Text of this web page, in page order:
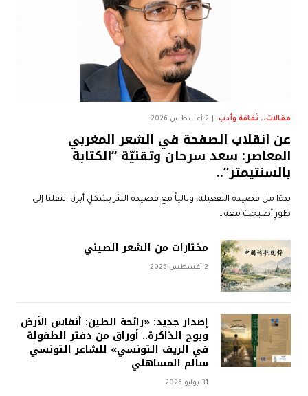
مقالات.. ثقافة وأدب 2 أغسطس 2026
عن انقلاب الصفحة في الشعر المغربي
المعاصر: سعد سرحان وتقنيّة “الكتابة
بالسنتيمتر”..
بدءًا من قصيدة التفعيلة، وتالياً مع قصيدة النثر بشكلٍ أبرز، انتقلنا إلى
طورٍ أصبحت معه…
مختارات من الشعر الصيني
2 أغسطس 2026
إصدار جديد: «رائحة الطين: أنفاس الأرض
وبوح الذاكرة.. أوراق من دفتر الطفولة
في الريف التونسي» للشاعر التونسي
سالم المساهلي
31 يوليو 2026